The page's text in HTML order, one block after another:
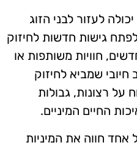
לעזור לבני הזוג
גישות חדשות לחיזוק
חוויות משותפות או
חיובי שמביא לחיזוק
על רצונות, גבולות
החיים המיניים.
אחד חווה את המיניות